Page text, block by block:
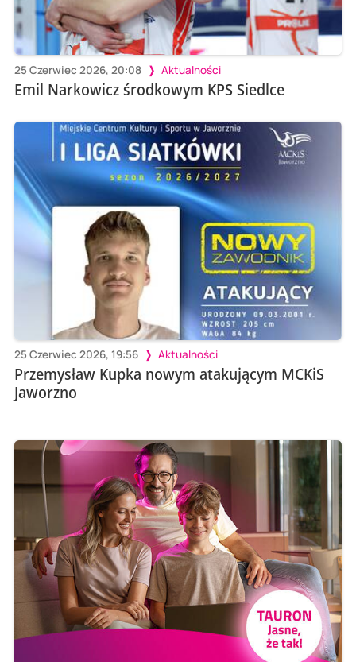
25 Czerwiec 2026, 20:08 Aktualności
Emil Narkowicz środkowym KPS Siedlce
25 Czerwiec 2026, 19:56 Aktualności
Przemysław Kupka nowym atakującym MCKiS
Jaworzno